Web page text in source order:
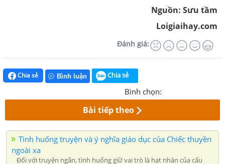
Nguồn: Sưu tầm
Loigiaihay.com
Đánh giá:
Chia sẻ Bình luận Chia sẻ
Bình chọn:
Bài tiếp theo
Tình huống truyện và ý nghĩa giáo dục của Chiếc thuyền
ngoài xa
Đối với truyện ngắn, tình huống giữ vai trò là hạt nhân của cấu